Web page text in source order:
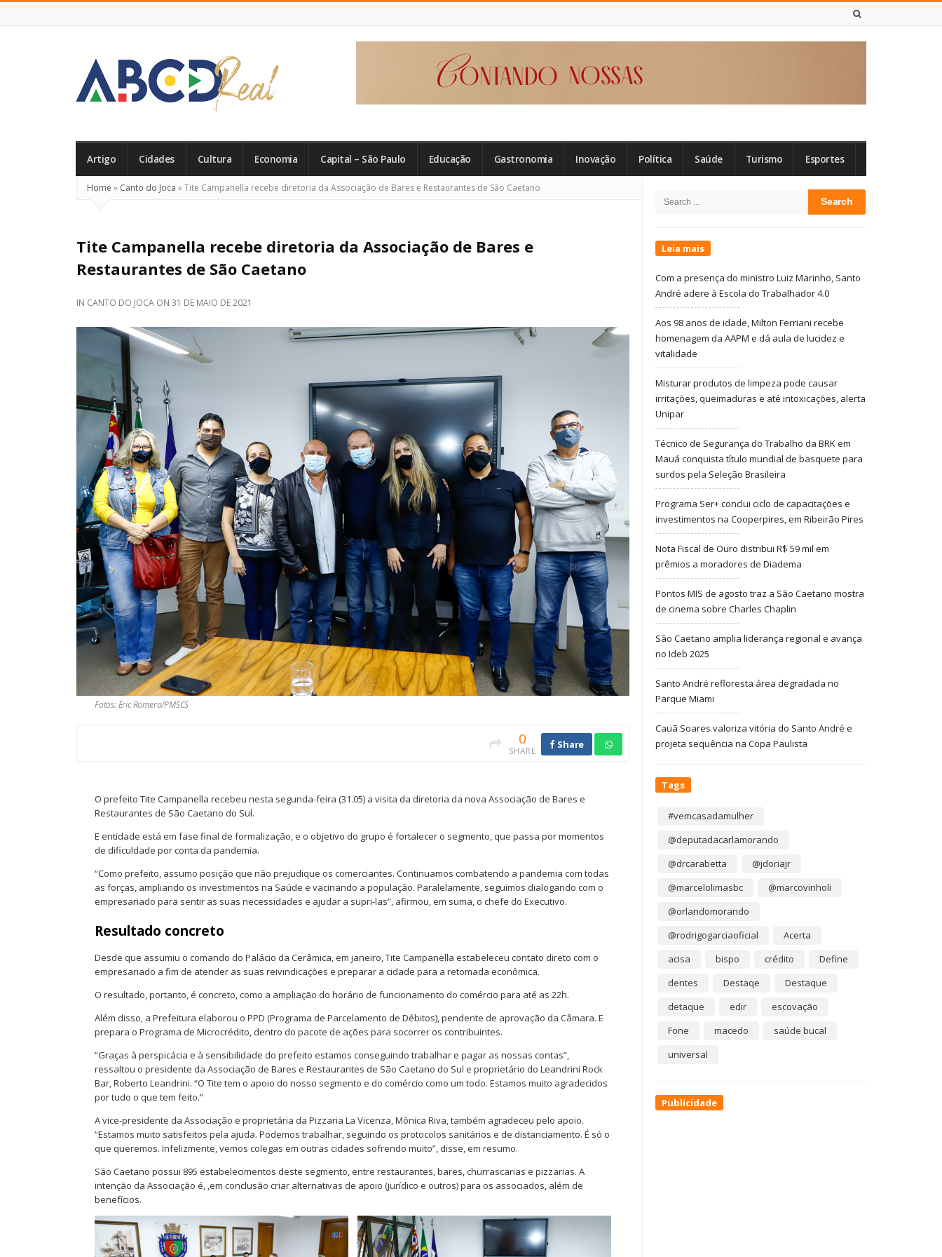
Real
Artigo Cidades Cultura Economia Capital – São Paulo Educação Gastronomia Inovação Política Saúde Turismo Esportes
Home » Canto do Joca »Tite Campanella recebe diretoria da Associação de Bares e Restaurantes de São Caetano
Tite Campanella recebe diretoria da Associação de Bares e
Restaurantes de São Caetano
IN CANTO DO JOCA ON 31 DE MAIO DE 2021
Fotos: Eric Romero/PMSCS
0
SHARE
Share
O prefeito Tite Campanella recebeu nesta segunda-feira (31.05) a visita da diretoria da nova Associação de Bares e
Restaurantes de São Caetano do Sul.
E entidade está em fase final de formalização, e o objetivo do grupo é fortalecer o segmento, que passa por momentos
de dificuldade por conta da pandemia.
“Como prefeito, assumo posição que não prejudique os comerciantes. Continuamos combatendo a pandemia com todas
as forças, ampliando os investimentos na Saúde e vacinando a população. Paralelamente, seguimos dialogando com o
empresariado para sentir as suas necessidades e ajudar a supri-las”, afirmou, em suma, o chefe do Executivo.
Resultado concreto
Desde que assumiu o comando do Palácio da Cerâmica, em janeiro, Tite Campanella estabeleceu contato direto com o
empresariado a fim de atender as suas reivindicações e preparar a cidade para a retomada econômica.
O resultado, portanto, é concreto, como a ampliação do horário de funcionamento do comércio para até as 22h.
Além disso, a Prefeitura elaborou o PPD (Programa de Parcelamento de Débitos), pendente de aprovação da Câmara. E
prepara o Programa de Microcrédito, dentro do pacote de ações para socorrer os contribuintes.
“Graças à perspicácia e à sensibilidade do prefeito estamos conseguindo trabalhar e pagar as nossas contas”,
ressaltou o presidente da Associação de Bares e Restaurantes de São Caetano do Sul e proprietário do Leandrini Rock
Bar, Roberto Leandrini. “O Tite tem o apoio do nosso segmento e do comércio como um todo. Estamos muito agradecidos
por tudo o que tem feito.”
A vice-presidente da Associação e proprietária da Pizzaria La Vicenza, Mônica Riva, também agradeceu pelo apoio.
“Estamos muito satisfeitos pela ajuda. Podemos trabalhar, seguindo os protocolos sanitários e de distanciamento. É só o
que queremos. Infelizmente, vemos colegas em outras cidades sofrendo muito”, disse, em resumo.
São Caetano possui 895 estabelecimentos deste segmento, entre restaurantes, bares, churrascarias e pizzarias. A
intenção da Associação é, ,em conclusão criar alternativas de apoio (jurídico e outros) para os associados, além de
benefícios.
Sidebar
Search
Leia mais
Com a presença do ministro Luiz Marinho, Santo
André adere à Escola do Trabalhador 4.0
Aos 98 anos de idade, Milton Ferriani recebe
homenagem da AAPM e dá aula de lucidez e
vitalidade
Misturar produtos de limpeza pode causar
irritações, queimaduras e até intoxicações, alerta
Unipar
Técnico de Segurança do Trabalho da BRK em
Mauá conquista título mundial de basquete para
surdos pela Seleção Brasileira
Programa Ser+ conclui ciclo de capacitações e
investimentos na Cooperpires, em Ribeirão Pires
Nota Fiscal de Ouro distribui R$ 59 mil em
prêmios a moradores de Diadema
Pontos MIS de agosto traz a São Caetano mostra
de cinema sobre Charles Chaplin
São Caetano amplia liderança regional e avança
no Ideb 2025
Santo André refloresta área degradada no
Parque Miami
Cauã Soares valoriza vitória do Santo André e
projeta sequência na Copa Paulista
Tags
#vemcasadamulher
@deputadacarlamorando
@drcarabetta
@jdoriajr
@marcelolimasbc
@marcovinholi
@orlandomorando
@rodrigogarciaoficial
Acerta
acisa
bispo crédito
Define
dentes
Destaqe
Destaque
detaque
edir
escovação
Fone
macedo
saúde bucal
universal
Publicidade